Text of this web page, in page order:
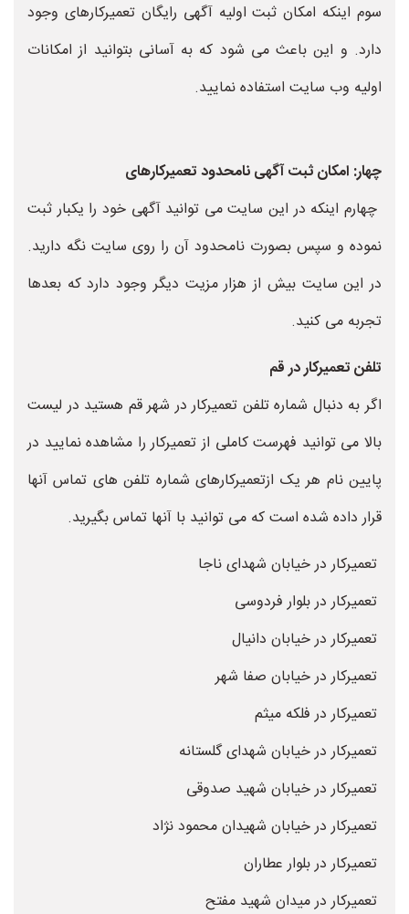
سوم اینکه امکان ثبت اولیه آگهی رایگان تعمیرکارهای وجود
دارد. و این باعث می شود که به آسانی بتوانید از امکانات
اولیه وب سایت استفاده نمایید.
چهار: امکان ثبت آگهی نامحدود تعمیرکارهای
چهارم اینکه در این سایت می توانید آگهی خود را یکبار ثبت
نموده و سپس بصورت نامحدود آن را روی سایت نگه دارید.
در این سایت بیش از هزار مزیت دیگر وجود دارد که بعدها
تجربه می کنید.
تلفن تعمیرکار در قم
اگر به دنبال شماره تلفن تعمیرکار در شهر قم هستید در لیست
بالا می توانید فهرست کاملی از تعمیرکار را مشاهده نمایید در
پایین نام هر یک ازتعمیرکارهای شماره تلفن های تماس آنها
قرار داده شده است که می توانید با آنها تماس بگیرید.
تعمیرکار در خیابان شهدای ناجا
تعمیرکار در بلوار فردوسی
تعمیرکار در خیابان دانیال
تعمیرکار در خیابان صفا شهر
تعمیرکار در فلکه میثم
تعمیرکار در خیابان شهدای گلستانه
تعمیرکار در خیابان شهید صدوقی
تعمیرکار در خیابان شهیدان محمود نژاد
تعمیرکار در بلوار عطاران
تعمیرکار در میدان شهید مفتح